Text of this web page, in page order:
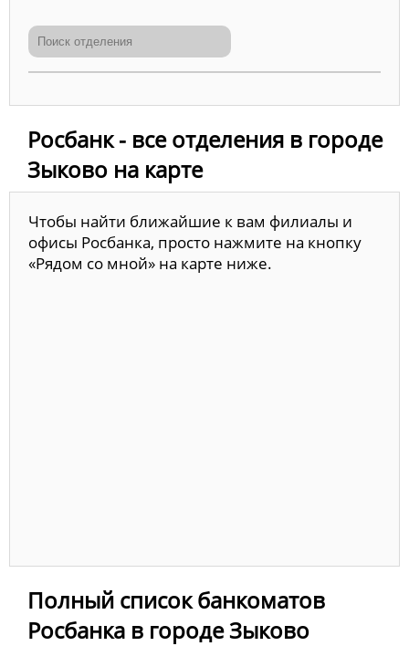
Росбанк - все отделения в городе
Зыково на карте
Чтобы найти ближайшие к вам филиалы и
офисы Росбанка, просто нажмите на кнопку
«Рядом со мной» на карте ниже.
Полный список банкоматов
Росбанка в городе Зыково